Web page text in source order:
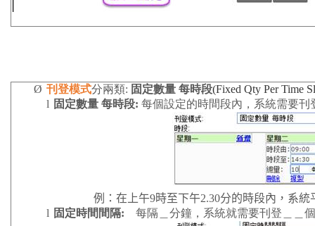
Ø 刊登模式分兩類: 固定數量 每時段(Fixed Qty Per Time
l 固定數量 每時段: 每個設定的時間段內，系統需要刊
例：在上午9時至下午2.30分的時段內，系統
l 固定時間間隔: 每隔＿分鐘，系統就需要刊登＿＿